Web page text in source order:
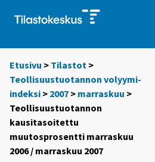
Etusivu > Tilastot >
Teollisuustuotannon volyymi-
indeksi > 2007 > marraskuu >
Teollisuustuotannon
kausitasoitettu
muutosprosentti marraskuu
2006 / marraskuu 2007